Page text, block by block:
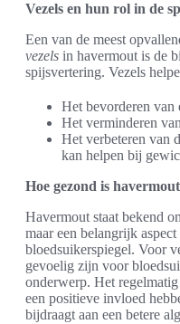
Vezels en hun rol in de
Een van de meest
vezels in havermout is de
spijsvertering. Vezels
Het bevorderen van
Het verminderen
Het verbeteren van
kan helpen bij
Hoe gezond is
Havermout staat bekend
maar een belangrijk
bloedsuikerspiegel. Voor
gevoelig zijn voor
onderwerp. Het
een positieve invloed
bijdraagt aan een betere